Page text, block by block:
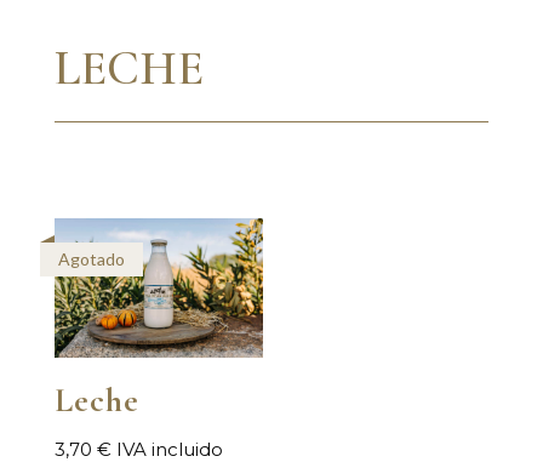
LECHE
Agotado
Leche
3,70 € IVA incluido